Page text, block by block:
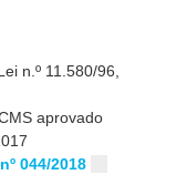
n.º 11.580/96,
aprovado
044/2018